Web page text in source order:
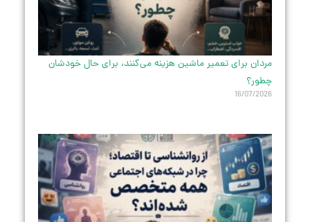
مردان برای تعمیر ماشین هزینه می‌کنند، برای حال خودشان
چطور؟
16/07/2026